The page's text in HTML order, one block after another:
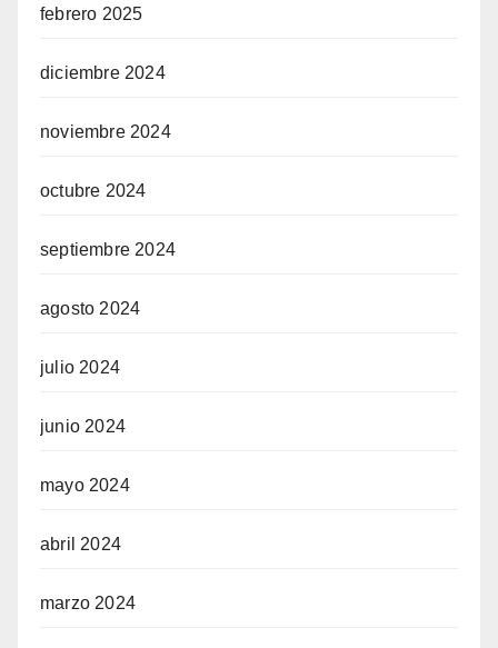
febrero 2025
diciembre 2024
noviembre 2024
octubre 2024
septiembre 2024
agosto 2024
julio 2024
junio 2024
mayo 2024
abril 2024
marzo 2024